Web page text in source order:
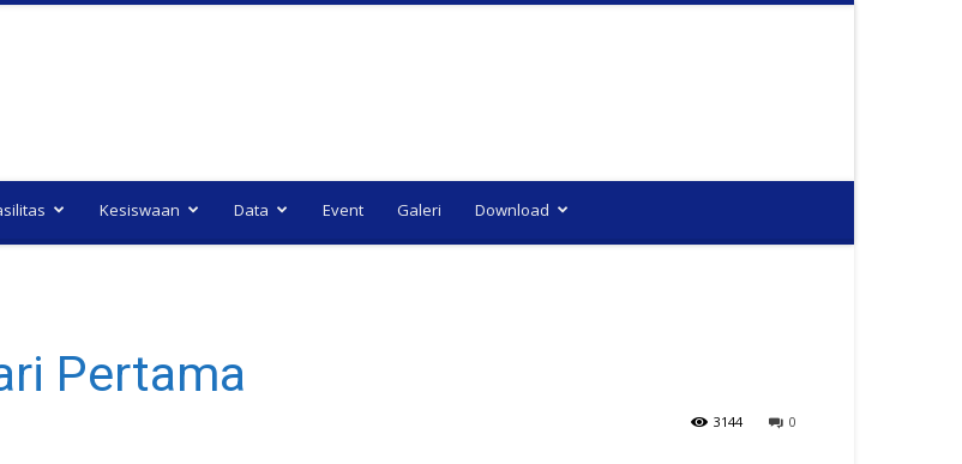
Kesiswaan Data Event Galeri Download
Pertama
0
3144